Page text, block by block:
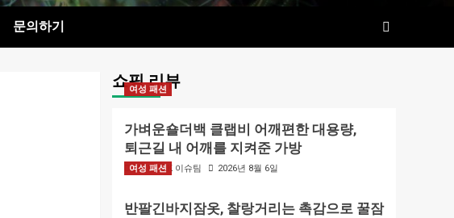
문의하기
쇼핑 리뷰
여성 패션
가벼운숄더백 클랩비 어깨편한 대용량,
퇴근길 내 어깨를 지켜준 가방
BIZMARK 이슈팀 2026년 8월 6일
여성 패션
반팔긴바지잠옷, 찰랑거리는 촉감으로 꿀잠